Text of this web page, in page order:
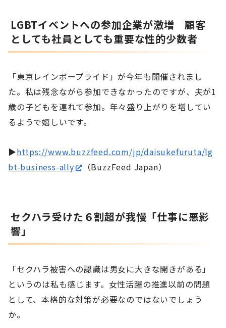
LGBTイベントへの参加企業が激増 顧客
としても社員としても重要な性的少数者
「東京レインボープライド」が今年も開催されまし
た。私は残念ながら参加できなかったのですが、夫が1
歳の子どもを連れて参加。年々盛り上がりを増してい
るようで嬉しいです。
▶https://www.buzzfeed.com/jp/daisukefuruta/lg
bt-business-ally
（BuzzFeed Japan）
セクハラ受けた６割超が我慢「仕事に悪影
響」
「セクハラ被害への認識は男女に大きな開きがある」
というのは私も感じます。女性活躍の推進以前の問題
として、本格的な対策が必要なのではないでしょう
か。